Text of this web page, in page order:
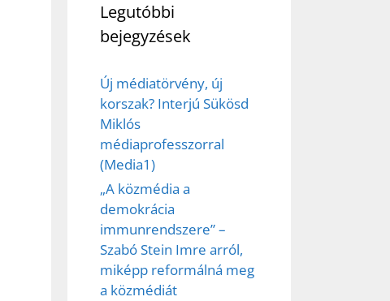
Legutóbbi
bejegyzések
Új médiatörvény, új
korszak? Interjú Sükösd
Miklós
médiaprofesszorral
(Media1)
„A közmédia a
demokrácia
immunrendszere” –
Szabó Stein Imre arról,
miképp reformálná meg
a közmédiát